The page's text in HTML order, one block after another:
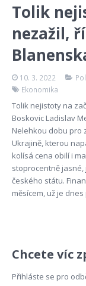
Tolik
nezažil,
10. 3. 2022
Ekonomika
Tolik nejistoty na
Boskovic Ladislav
Nelehkou dobu pro
Ukrajině, kterou
kolísá cena obilí i
stoprocentně
českého státu.
měsícem, už je
Chcete víc
Přihláste se pro